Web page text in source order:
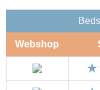
Webshop